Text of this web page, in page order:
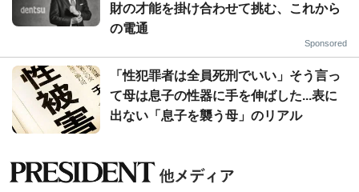
財の才能を掛け合わせて挑む、これから
の電通
Sponsored
「性犯罪者は全員死刑でいい」そう言っ
て母は息子の性器に手を伸ばした...表に
出ない「息子を襲う母」のリアル